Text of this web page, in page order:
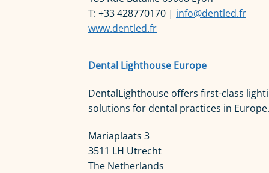
T: +33 428770170 | info@dentled.fr
www.dentled.fr
Dental Lighthouse Europe
DentalLighthouse offers first-class
solutions for dental practices in Europe.
Mariaplaats 3
3511 LH Utrecht
The Netherlands